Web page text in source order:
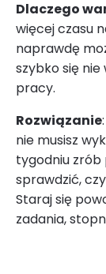
Dlaczego
więcej czasu
naprawdę
szybko się
pracy.
Rozwiązanie
nie musisz
tygodniu zrób
sprawdzić,
Staraj się
zadania,